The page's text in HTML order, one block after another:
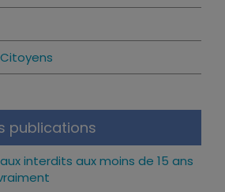
publications
interdits aux moins de 15 ans